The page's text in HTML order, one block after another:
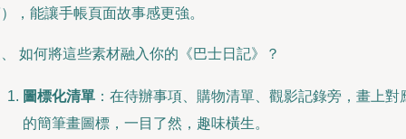
，能讓手帳頁面故事感更強。
如何將這些素材融入你的《巴士日記》？
圖標化清單 ：在待辦事項、購物清單、觀影記錄旁，畫上對
的簡筆畫圖標，一目了然，趣味橫生。